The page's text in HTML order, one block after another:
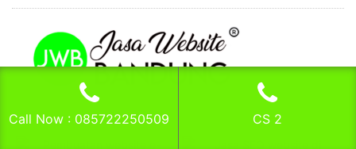
Call Now : 085722250509 CS 2